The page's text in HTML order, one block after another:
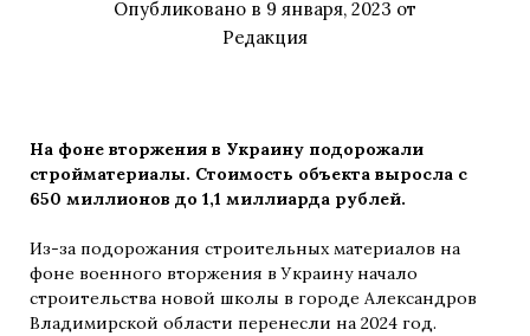
Опубликовано в 9 января, 2023 от
Редакция
На фоне вторжения в Украину подорожали
стройматериалы. Стоимость объекта выросла с
650 миллионов до 1,1 миллиарда рублей.
Из-за подорожания строительных материалов на
фоне военного вторжения в Украину начало
строительства новой школы в городе Александров
Владимирской области перенесли на 2024 год.